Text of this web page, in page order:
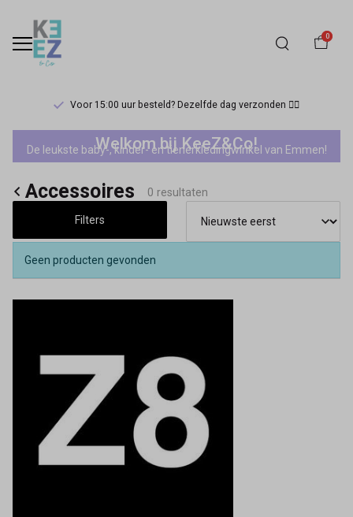
0
Voor 15:00 uur besteld? Dezelfde dag verzonden 🏃‍♀️
Accessoires
Keez&Co
Welkom bij KeeZ&Co!
De leukste baby-, kinder- en tienerkledingwinkel van Emmen!
Accessoires 0 resultaten
Filters
Geen producten gevonden